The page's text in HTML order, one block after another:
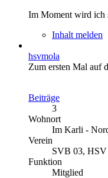
Im Moment wird ich
Inhalt melden
hsvmola
Zum ersten Mal auf
Beiträge
3
Wohnort
Im Karli -
Verein
SVB 03, HSV
Funktion
Mitglied